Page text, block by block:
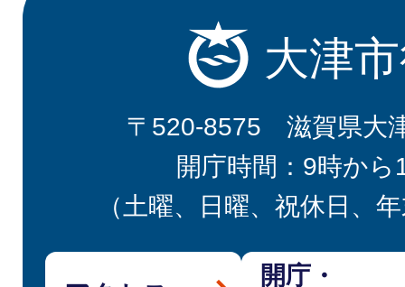
大津
〒520-8575 滋賀県大
開庁時間：9時から
（土曜、日曜、祝休日、
開庁・